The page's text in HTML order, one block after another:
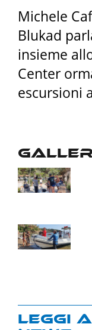
Michele
Blukad
insieme
Center
escursioni
Leggi